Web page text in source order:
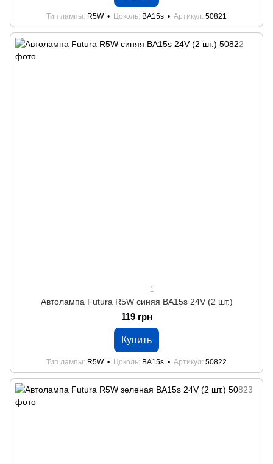
Тип лампы R5W Цоколь BA15s Артикул 50821
1
Автолампа Futura R5W синяя BA15s 24V (2 шт.)
119 грн
Купить
Тип лампы R5W Цоколь BA15s Артикул 50822